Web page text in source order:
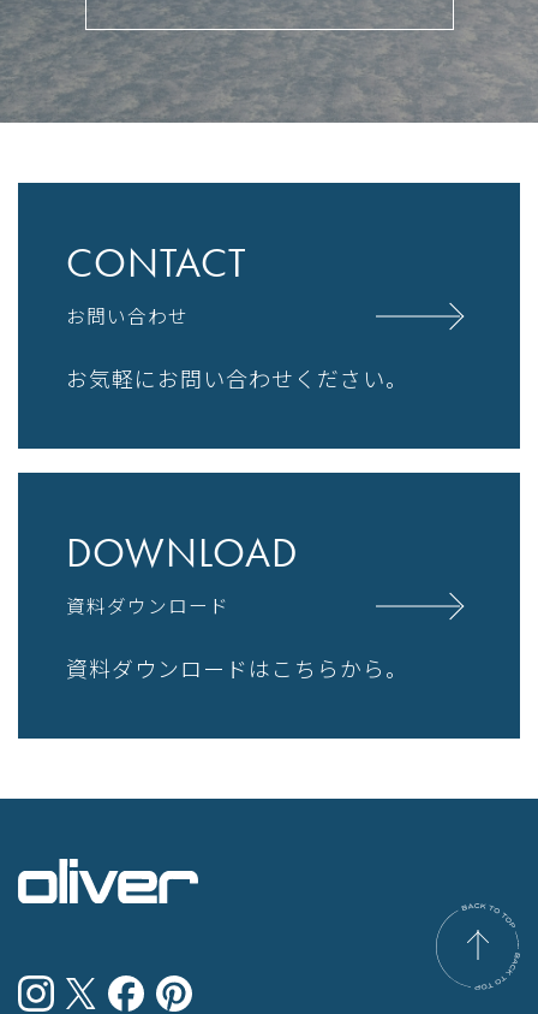
CONTACT
お問い合わせ
お気軽にお問い合わせください。
DOWNLOAD
資料ダウンロード
資料ダウンロードはこちらから。